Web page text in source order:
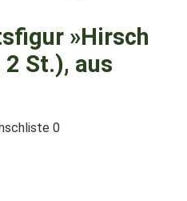
»Hirsch
2 St.), aus
0